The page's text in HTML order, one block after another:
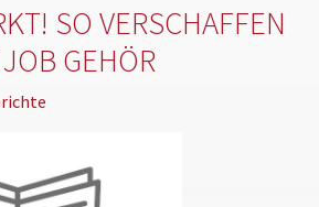
SO VERSCHAFFEN
GEHÖR